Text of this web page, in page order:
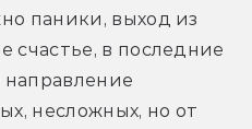
паники, выход из
счастье, в последние
несложных, но от